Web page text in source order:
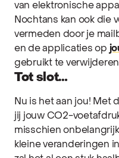
van elektronische
Nochtans kan ook die
vermeden door je
en de applicaties op
gebruikt te
Tot slot…
Nu is het aan jou! Met
jij jouw CO2-
misschien
kleine veranderingen